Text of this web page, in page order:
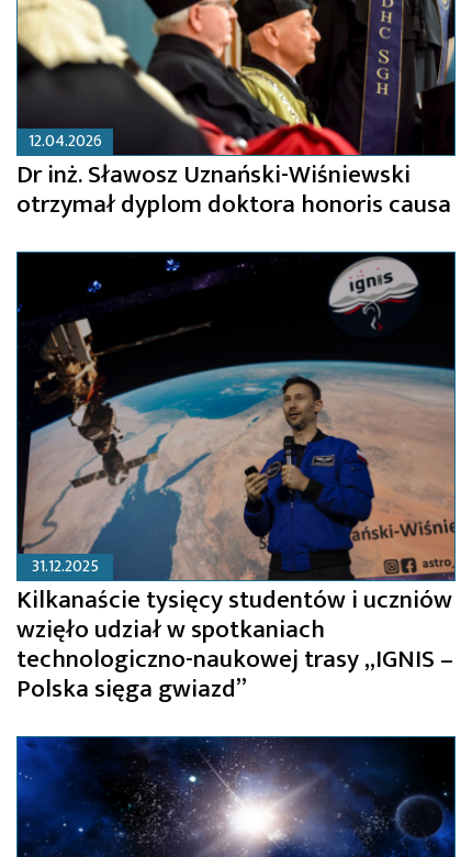
12.04.2026
Dr inż. Sławosz Uznański-Wiśniewski
otrzymał dyplom doktora honoris causa
31.12.2025
Kilkanaście tysięcy studentów i uczniów
wzięło udział w spotkaniach
technologiczno-naukowej trasy „IGNIS –
Polska sięga gwiazd”